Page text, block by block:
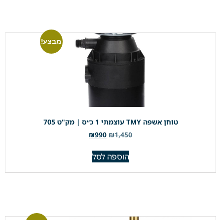
מבצע!
טוחן אשפה TMY עוצמתי 1 כ״ס | מק"ט 705
₪1,450
₪990
הוספה לסל